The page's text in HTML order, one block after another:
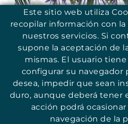
Este sitio web utiliza
recopilar información con
nuestros servicios. Si
supone la aceptación de
mismas. El usuario
configurar su navegador
desea, impedir que sean
duro, aunque deberá tener
acción podrá
navegación de la